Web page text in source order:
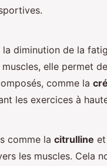
diminution de la
elle permet
comme la
les exercices à
comme la citrulline
les muscles. Cela